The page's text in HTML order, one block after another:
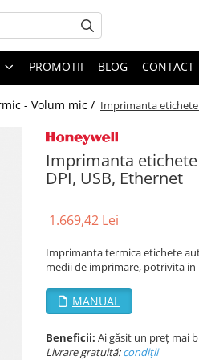
PROMOTII BLOG CONTACT
- Volum mic / Imprimanta etichete
Imprimanta etichete
DPI, USB, Ethernet
1.669,42 Lei
Imprimanta termica etichete
medii de imprimare, potrivita
MANUAL
Beneficii: Ai găsit un preț mai
Livrare gratuită:condiții